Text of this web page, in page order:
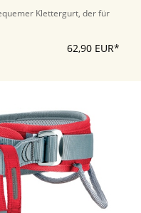
Klettergurt, der für
62,90 EUR*